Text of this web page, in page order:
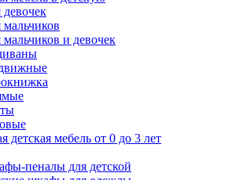
девочек
мальчиков
мальчиков и девочек
детская мебель от 0 до 3 лет
пеналы для детской